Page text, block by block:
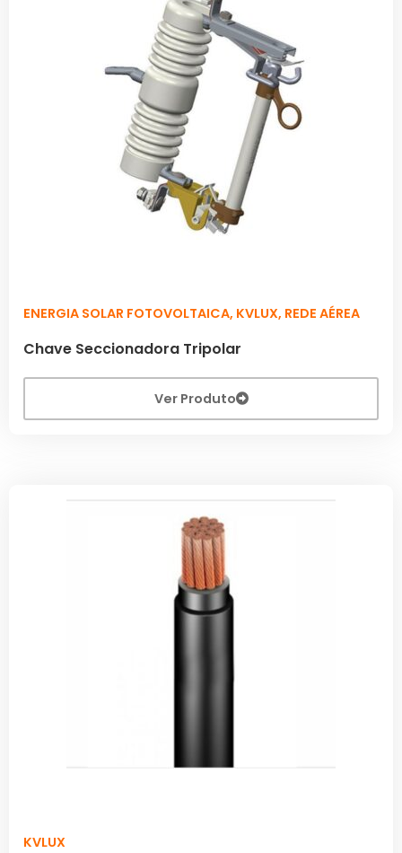
ENERGIA SOLAR FOTOVOLTAICA, KVLUX, REDE AÉREA
Chave Seccionadora Tripolar
Ver Produto
KVLUX